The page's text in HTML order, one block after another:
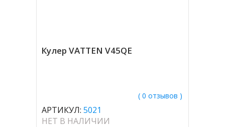
Кулер VATTEN V45QE
( 0 отзывов )
АРТИКУЛ: 5021
НЕТ В НАЛИЧИИ